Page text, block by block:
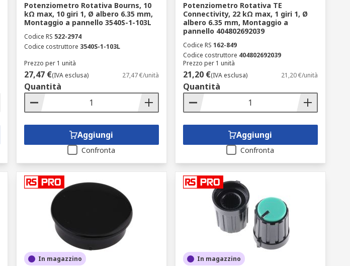
Potenziometro Rotativa Bourns, 10
kΩ max, 10 giri 1, Ø albero 6.35 mm,
Montaggio a pannello 3540S-1-103L
Codice RS 522-2974
Codice costruttore 3540S-1-103L
Prezzo per 1 unità
27,47 €(IVA esclusa) 27,47 €/unità
Quantità
Aggiungi
Confronta
Potenziometro Rotativa TE
Connectivity, 22 kΩ max, 1 giri 1, Ø
albero 6.35 mm, Montaggio a
pannello 404802692039
Codice RS 162-849
Codice costruttore 404802692039
Prezzo per 1 unità
21,20 €(IVA esclusa) 21,20 €/unità
Quantità
Aggiungi
Confronta
In magazzino In magazzino